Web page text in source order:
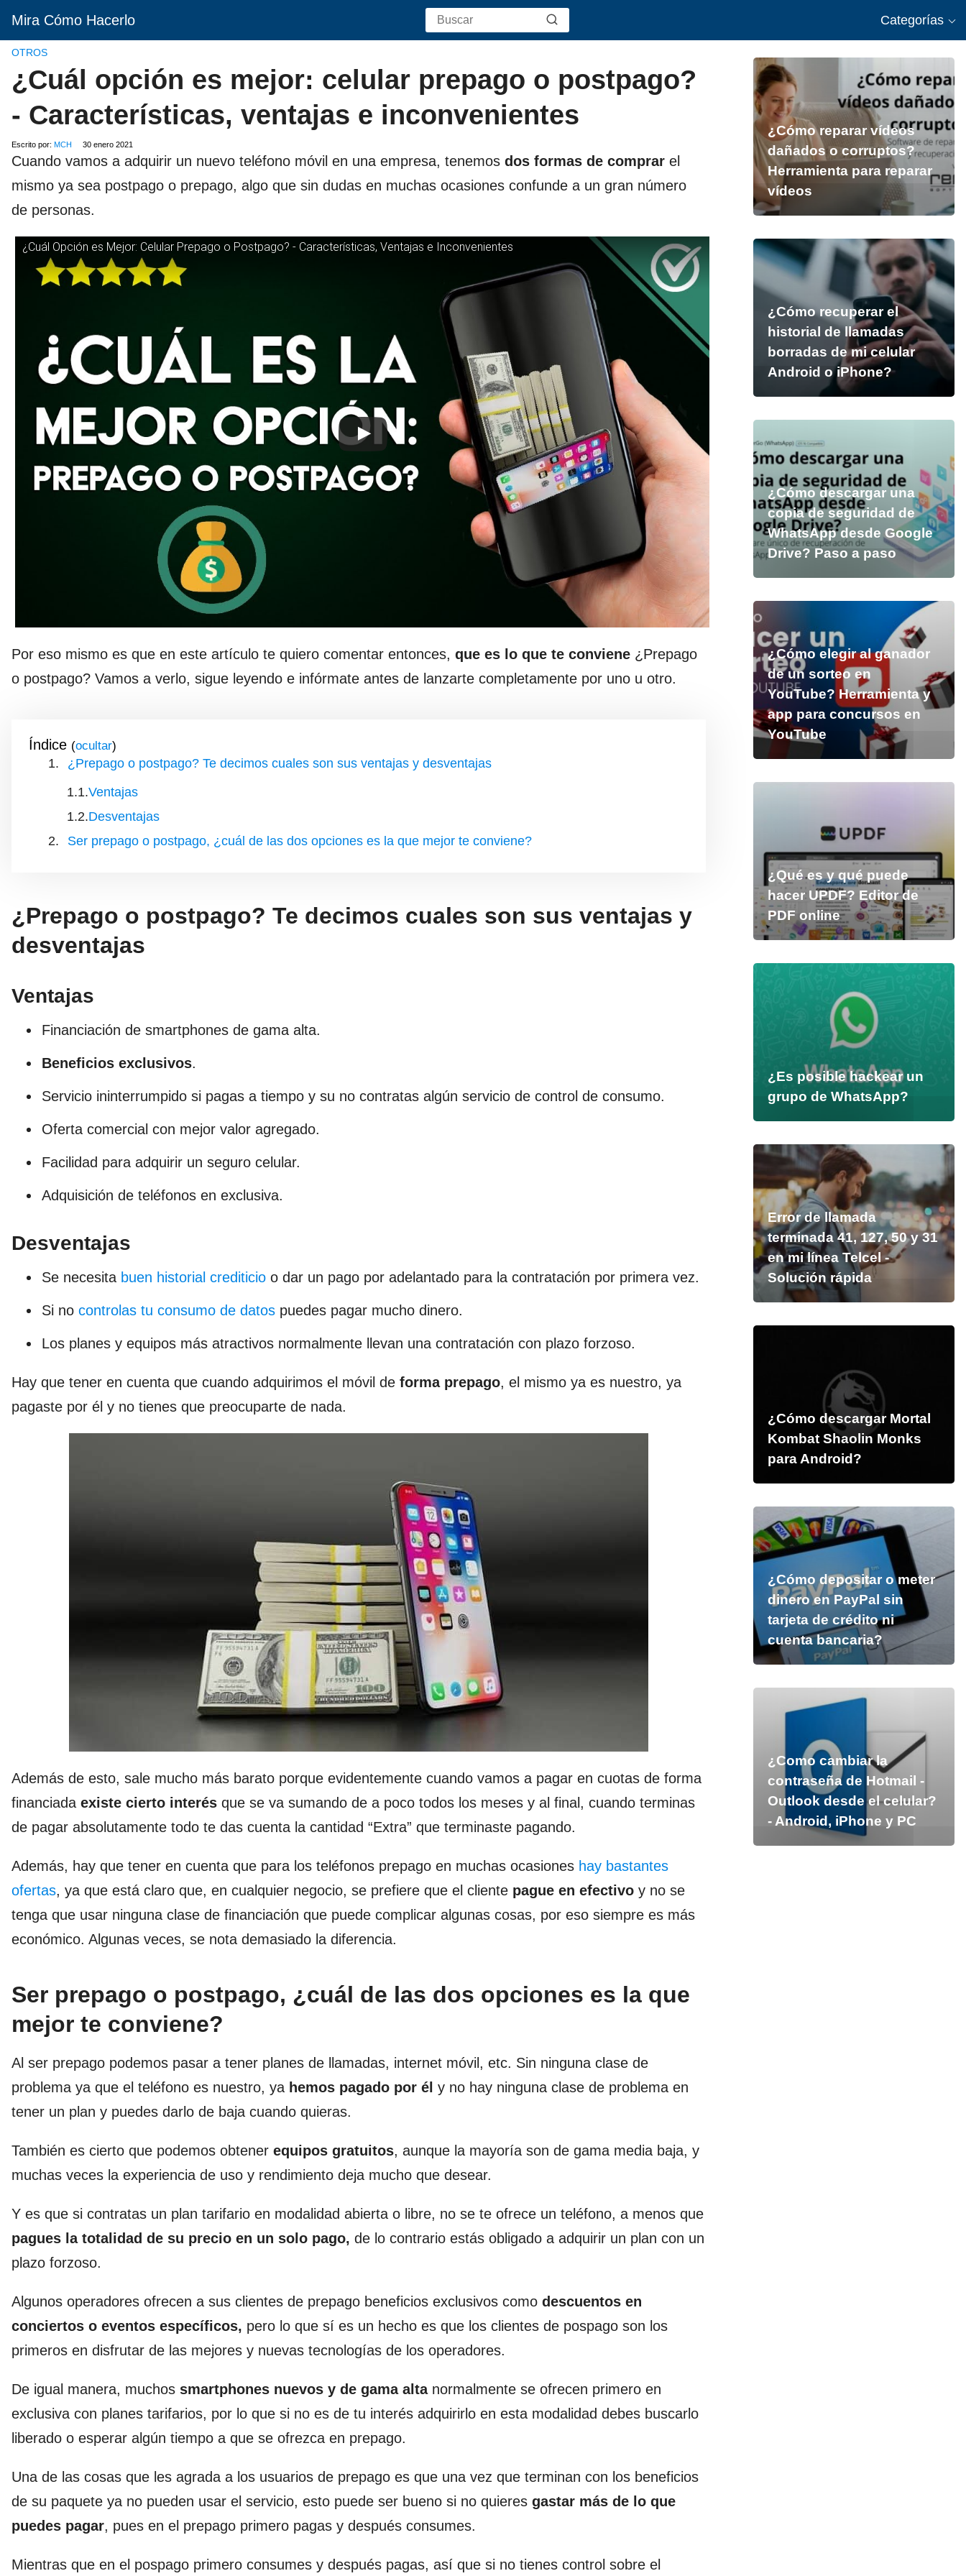
Mira Cómo Hacerlo Categorías
OTROS
¿Cuál opción es mejor: celular prepago o postpago?
- Características, ventajas e inconvenientes
Escrito por: MCH 30 enero 2021
Cuando vamos a adquirir un nuevo teléfono móvil en una empresa, tenemos dos formas de comprar el
mismo ya sea postpago o prepago, algo que sin dudas en muchas ocasiones confunde a un gran número
de personas.
¿Cuál Opción es Mejor: Celular Prepago o Postpago? - Características, Ventajas e Inconvenientes
Por eso mismo es que en este artículo te quiero comentar entonces, que es lo que te conviene ¿Prepago
o postpago? Vamos a verlo, sigue leyendo e infórmate antes de lanzarte completamente por uno u otro.
Índice ( )
¿Prepago o postpago? Te decimos cuales son sus ventajas y desventajas
Ventajas
Desventajas
Ser prepago o postpago, ¿cuál de las dos opciones es la que mejor te conviene?
¿Prepago o postpago? Te decimos cuales son sus ventajas y
desventajas
Ventajas
Financiación de smartphones de gama alta.
Beneficios exclusivos.
Servicio ininterrumpido si pagas a tiempo y su no contratas algún servicio de control de consumo.
Oferta comercial con mejor valor agregado.
Facilidad para adquirir un seguro celular.
Adquisición de teléfonos en exclusiva.
Desventajas
Se necesita buen historial crediticio o dar un pago por adelantado para la contratación por primera vez.
Si no controlas tu consumo de datos puedes pagar mucho dinero.
Los planes y equipos más atractivos normalmente llevan una contratación con plazo forzoso.
Hay que tener en cuenta que cuando adquirimos el móvil de forma prepago, el mismo ya es nuestro, ya
pagaste por él y no tienes que preocuparte de nada.
Además de esto, sale mucho más barato porque evidentemente cuando vamos a pagar en cuotas de forma
financiada existe cierto interés que se va sumando de a poco todos los meses y al final, cuando terminas
de pagar absolutamente todo te das cuenta la cantidad “Extra” que terminaste pagando.
Además, hay que tener en cuenta que para los teléfonos prepago en muchas ocasiones hay bastantes
ofertas, ya que está claro que, en cualquier negocio, se prefiere que el cliente pague en efectivo y no se
tenga que usar ninguna clase de financiación que puede complicar algunas cosas, por eso siempre es más
económico. Algunas veces, se nota demasiado la diferencia.
Ser prepago o postpago, ¿cuál de las dos opciones es la que
mejor te conviene?
Al ser prepago podemos pasar a tener planes de llamadas, internet móvil, etc. Sin ninguna clase de
problema ya que el teléfono es nuestro, ya hemos pagado por él y no hay ninguna clase de problema en
tener un plan y puedes darlo de baja cuando quieras.
También es cierto que podemos obtener equipos gratuitos, aunque la mayoría son de gama media baja, y
muchas veces la experiencia de uso y rendimiento deja mucho que desear.
Y es que si contratas un plan tarifario en modalidad abierta o libre, no se te ofrece un teléfono, a menos que
pagues la totalidad de su precio en un solo pago, de lo contrario estás obligado a adquirir un plan con un
plazo forzoso.
Algunos operadores ofrecen a sus clientes de prepago beneficios exclusivos como descuentos en
conciertos o eventos específicos, pero lo que sí es un hecho es que los clientes de pospago son los
primeros en disfrutar de las mejores y nuevas tecnologías de los operadores.
De igual manera, muchos smartphones nuevos y de gama altanormalmente se ofrecen primero en
exclusiva con planes tarifarios, por lo que si no es de tu interés adquirirlo en esta modalidad debes buscarlo
liberado o esperar algún tiempo a que se ofrezca en prepago.
Una de las cosas que les agrada a los usuarios de prepago es que una vez que terminan con los beneficios
de su paquete ya no pueden usar el servicio, esto puede ser bueno si no quieres gastar más de lo que
puedes pagar, pues en el prepago primero pagas y después consumes.
Mientras que en el pospago primero consumes y después pagas, así que si no tienes control sobre el
¿Cómo reparar vídeos
dañados o corruptos?
Herramienta para reparar
vídeos
¿Cómo recuperar el
historial de llamadas
borradas de mi celular
Android o iPhone?
¿Cómo descargar una
copia de seguridad de
WhatsApp desde Google
Drive? Paso a paso
¿Cómo elegir al ganador
de un sorteo en
YouTube? Herramienta y
app para concursos en
YouTube
¿Qué es y qué puede
hacer UPDF? Editor de
PDF online
¿Es posible hackear un
grupo de WhatsApp?
Error de llamada
terminada 41, 127, 50 y 31
en mi línea Telcel -
Solución rápida
¿Cómo descargar Mortal
Kombat Shaolin Monks
para Android?
¿Cómo depositar o meter
dinero en PayPal sin
tarjeta de crédito ni
cuenta bancaria?
¿Como cambiar la
contraseña de Hotmail -
Outlook desde el celular?
- Android, iPhone y PC